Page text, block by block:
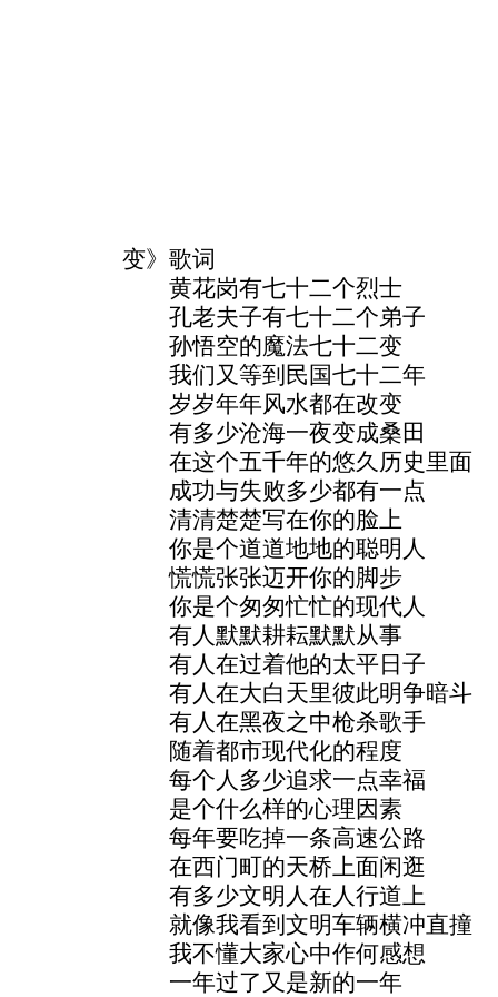
变》歌词
黄花岗有七十二个烈士
孔老夫子有七十二个弟子
孙悟空的魔法七十二变
我们又等到民国七十二年
岁岁年年风水都在改变
有多少沧海一夜变成桑田
在这个五千年的悠久历史里面
成功与失败多少都有一点
清清楚楚写在你的脸上
你是个道道地地的聪明人
慌慌张张迈开你的脚步
你是个匆匆忙忙的现代人
有人默默耕耘默默从事
有人在过着他的太平日子
有人在大白天里彼此明争暗斗
有人在黑夜之中枪杀歌手
随着都市现代化的程度
每个人多少追求一点幸福
是个什么样的心理因素
每年要吃掉一条高速公路
在西门町的天桥上面闲逛
有多少文明人在人行道上
就像我看到文明车辆横冲直撞
我不懂大家心中作何感想
一年过了又是新的一年